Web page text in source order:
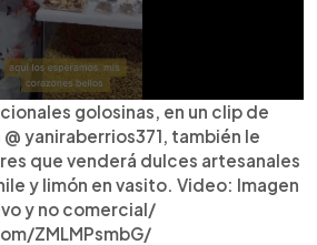
golosinas, en un clip de
yaniraberrios371, también le
que venderá dulces artesanales
y limón en vasito. Video: Imagen
y no comercial/
ZMLMPsmbG/